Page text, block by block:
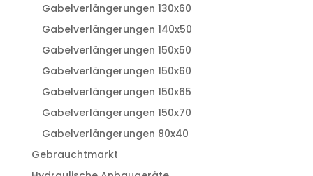
Gabelverlängerungen 130x60
Gabelverlängerungen 140x50
Gabelverlängerungen 150x50
Gabelverlängerungen 150x60
Gabelverlängerungen 150x65
Gabelverlängerungen 150x70
Gabelverlängerungen 80x40
Gebrauchtmarkt